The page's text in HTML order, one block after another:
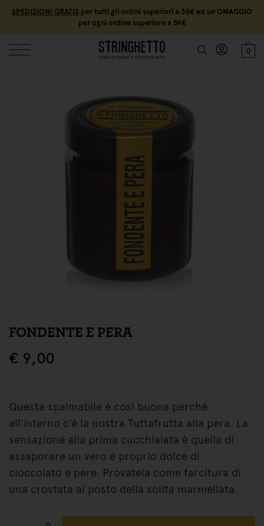
SPEDIZIONI GRATIS per tutti gli ordini superiori a 35€ ed un OMAGGIO
per ogni ordine superiore a 59€
0
FONDENTE E PERA
€ 9,00
Questa spalmabile è così buona perché
all’interno c’è la nostra Tuttafrutta alla pera. La
sensazione alla prima cucchiaiata è quella di
assaporare un vero e proprio dolce di
cioccolato e pere. Provatela come farcitura di
una crostata al posto della solita marmellata.